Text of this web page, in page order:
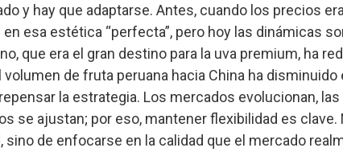
y hay que adaptarse. Antes, cuando los precios
esa estética “perfecta”, pero hoy las dinámicas
que era el gran destino para la uva premium, ha
volumen de fruta peruana hacia China ha disminuido
la estrategia. Los mercados evolucionan, las
se ajustan; por eso, mantener flexibilidad es clave.
sino de enfocarse en la calidad que el mercado